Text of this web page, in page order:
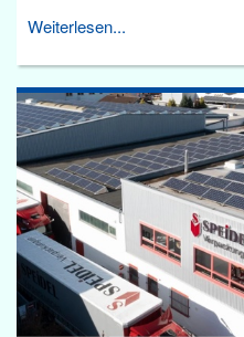
Weiterlesen...